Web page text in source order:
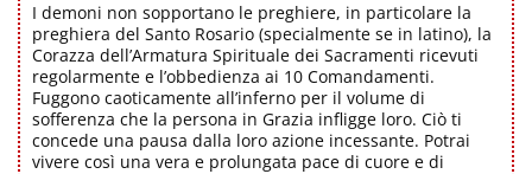
I demoni non sopportano le preghiere, in particolare la
preghiera del Santo Rosario (specialmente se in latino), la
Corazza dell’Armatura Spirituale dei Sacramenti ricevuti
regolarmente e l’obbedienza ai 10 Comandamenti.
Fuggono caoticamente all’inferno per il volume di
sofferenza che la persona in Grazia infligge loro. Ciò ti
concede una pausa dalla loro azione incessante. Potrai
vivere così una vera e prolungata pace di cuore e di